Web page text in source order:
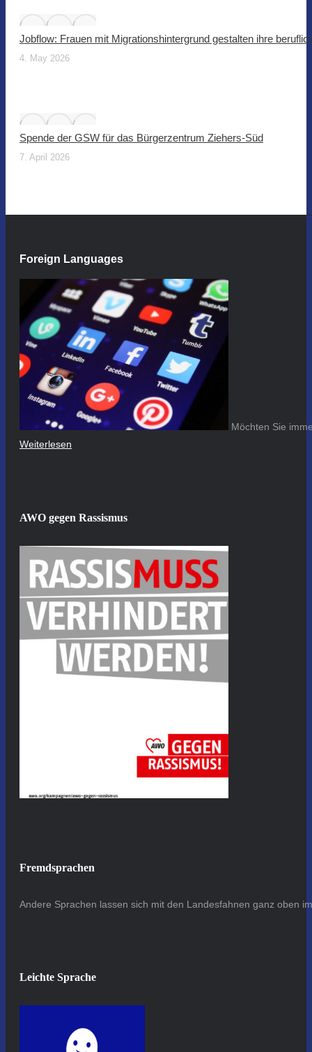
Jobflow: Frauen mit Migrationshintergrund gestalten ihre
4. May 2026
Spende der GSW für das Bürgerzentrum Ziehers-Süd
7. April 2026
Foreign Languages
Möchten Sie
Weiterlesen
AWO gegen Rassismus
Fremdsprachen
Andere Sprachen lassen sich mit den Landesfahnen ganz oben
Leichte Sprache